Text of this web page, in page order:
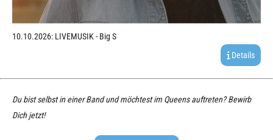
10.10.2026: LIVEMUSIK - Big S
Details
Du bist selbst in einer Band und möchtest im Queens auftreten? Bewirb
Dich jetzt!